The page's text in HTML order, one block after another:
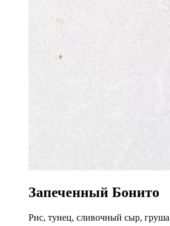
Запеченный Бонито
Рис, тунец, сливочный сыр,